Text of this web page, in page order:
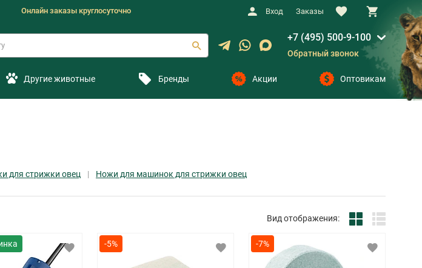
Онлайн заказы круглосуточно Вход Заказы
+7 (495) 500-9-100
Обратный звонок
Другие животные Бренды Акции Оптовикам
для стрижки овец Ножи для машинок для стрижки овец
Вид отображения:
-5% -7%